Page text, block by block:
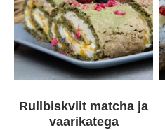
Rullbiskviit matcha ja
vaarikatega